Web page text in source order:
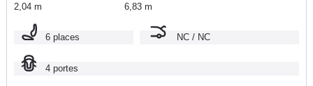
2,04 m 6,83 m
6 places NC / NC
4 portes